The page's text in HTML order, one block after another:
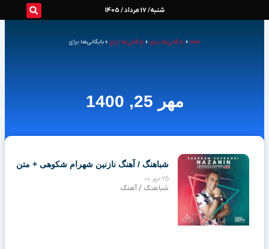
شنبه/ 17 مرداد / 1405
خانه »بایگانی‌ها برای »بایگانی‌ها برای »بایگانی‌ها برای
مهر 25, 1400
شباهنگ / آهنگ نازنین شهرام شکوهی + متن
25 مهر 00
شباهنگ / آهنگ